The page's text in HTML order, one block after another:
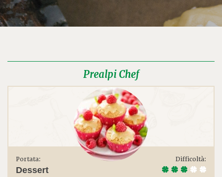
Prealpi Chef
Portata:
Dessert
Difficoltà: